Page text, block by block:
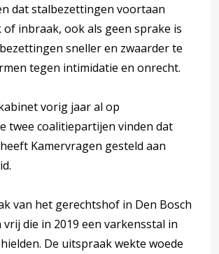
dat stalbezettingen voortaan
inbraak, ook als geen sprake is
sneller en zwaarder te
tegen intimidatie en onrecht.
vorig jaar al op
twee coalitiepartijen vinden dat
Kamervragen gesteld aan
van het gerechtshof in Den Bosch
die in 2019 een varkensstal in
De uitspraak wekte woede